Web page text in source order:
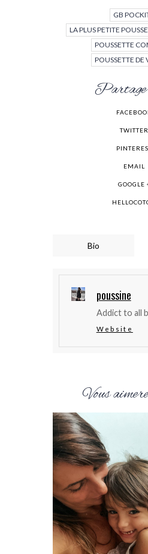
GB
LA PLUS PETITE
POUSSETTE
POUSSETTE DE
TWITTER
EMAIL
GOOGLE
Bio
poussine
Addict to all
Website
Vous